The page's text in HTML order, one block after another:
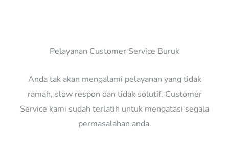
Pelayanan Customer Service Buruk
Anda tak akan mengalami pelayanan yang tidak
ramah, slow respon dan tidak solutif. Customer
Service kami sudah terlatih untuk mengatasi segala
permasalahan anda.